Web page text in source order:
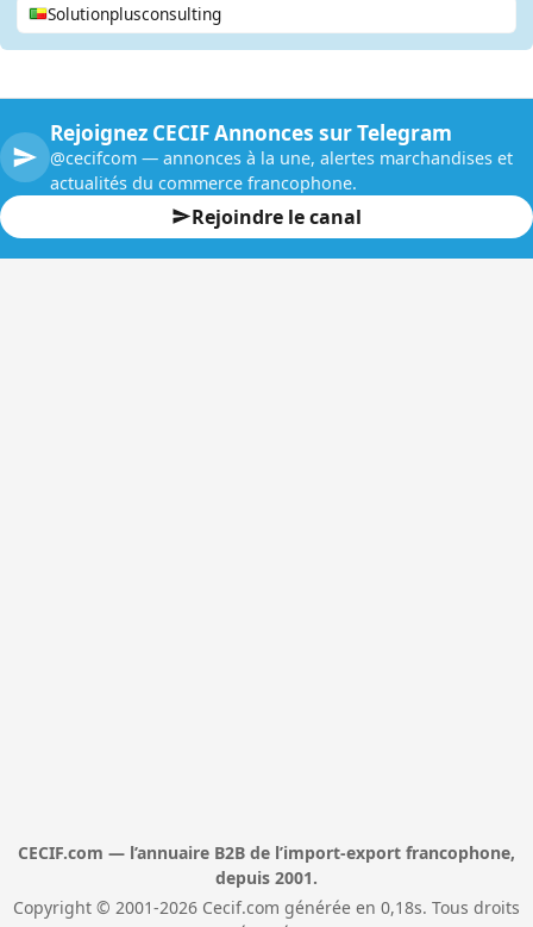
Solutionplusconsulting
Rejoignez CECIF Annonces sur Telegram
@cecifcom — annonces à la une, alertes marchandises et
actualités du commerce francophone.
Rejoindre le canal
CECIF.com — l’annuaire B2B de l’import-export francophone,
depuis 2001.
Copyright © 2001-2026 Cecif.com générée en 0,18s. Tous droits